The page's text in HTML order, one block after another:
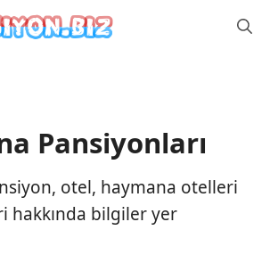
Pansiyonları
otel, haymana otelleri
hakkında bilgiler yer